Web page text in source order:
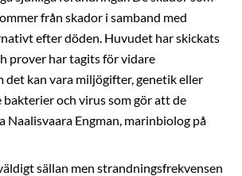
från skador i samband med
efter döden. Huvudet har skickats
prover har tagits för vidare
det kan vara miljögifter, genetik eller
och virus som gör att de
Naalisvaara Engman, marinbiolog på
sällan men strandningsfrekvensen